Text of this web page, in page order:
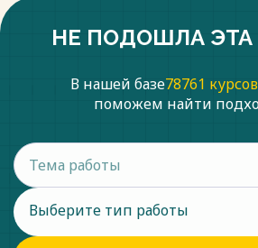
НЕ ПОДОШЛА ЭТА
В нашей базе78761
поможем найти
Выберите тип работы